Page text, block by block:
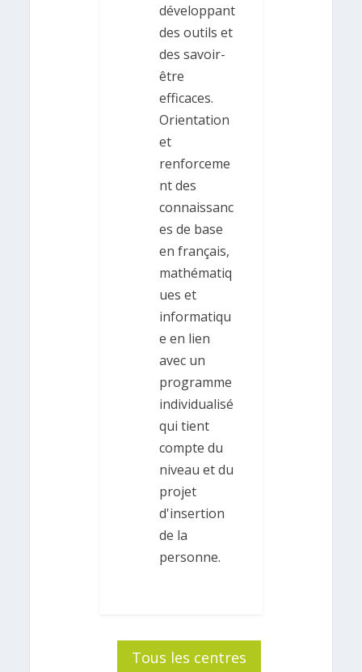
développant
des outils et
des savoir-
être
efficaces.
Orientation
et
renforceme
nt des
connaissanc
es de base
en français,
mathématiq
ues et
informatiqu
e en lien
avec un
programme
individualisé
qui tient
compte du
niveau et du
projet
d'insertion
de la
personne.
Tous les centres